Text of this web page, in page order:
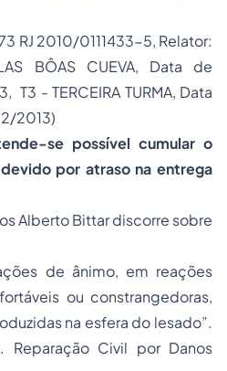
RJ 2010/0111433-5, Relator:
BÔAS CUEVA, Data de
- TERCEIRA TURMA, Data
2013)
se possível cumular o
devido por atraso na entrega
Alberto Bittar discorre sobre
de ânimo, em reações
ou constrangedoras,
na esfera do lesado”.
Reparação Civil por Danos